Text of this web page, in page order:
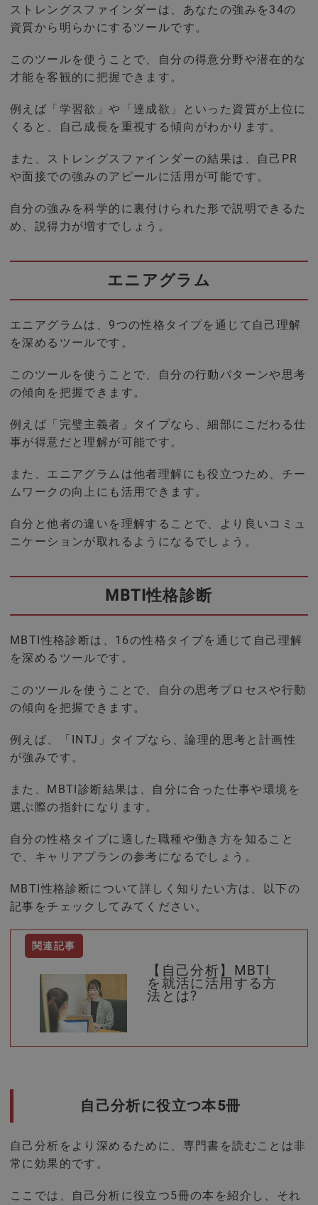
ストレングスファインダーは、あなたの強みを34の
資質から明らかにするツールです。
このツールを使うことで、自分の得意分野や潜在的な
才能を客観的に把握できます。
例えば「学習欲」や「達成欲」といった資質が上位に
くると、自己成長を重視する傾向がわかります。
また、ストレングスファインダーの結果は、自己PR
や面接での強みのアピールに活用が可能です。
自分の強みを科学的に裏付けられた形で説明できるた
め、説得力が増すでしょう。
エニアグラム
エニアグラムは、9つの性格タイプを通じて自己理解
を深めるツールです。
このツールを使うことで、自分の行動パターンや思考
の傾向を把握できます。
例えば「完璧主義者」タイプなら、細部にこだわる仕
事が得意だと理解が可能です。
また、エニアグラムは他者理解にも役立つため、チー
ムワークの向上にも活用できます。
自分と他者の違いを理解することで、より良いコミュ
ニケーションが取れるようになるでしょう。
MBTI性格診断
MBTI性格診断は、16の性格タイプを通じて自己理解
を深めるツールです。
このツールを使うことで、自分の思考プロセスや行動
の傾向を把握できます。
例えば、「INTJ」タイプなら、論理的思考と計画性
が強みです。
また、MBTI診断結果は、自分に合った仕事や環境を
選ぶ際の指針になります。
自分の性格タイプに適した職種や働き方を知ること
で、キャリアプランの参考になるでしょう。
MBTI性格診断について詳しく知りたい方は、以下の
記事をチェックしてみてください。
【自己分析】MBTI
を就活に活用する方
法とは?
自己分析に役立つ本5冊
自己分析をより深めるために、専門書を読むことは非
常に効果的です。
ここでは、自己分析に役立つ5冊の本を紹介し、それ